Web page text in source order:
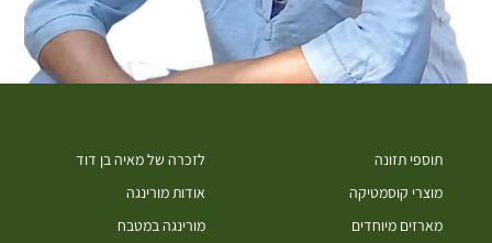
תוספי תזונה
מוצרי קוסמטיקה
מארזים מיוחדים
לזכרה של מאיה בן דוד
אודות מורינגה
מורינגה במטבח